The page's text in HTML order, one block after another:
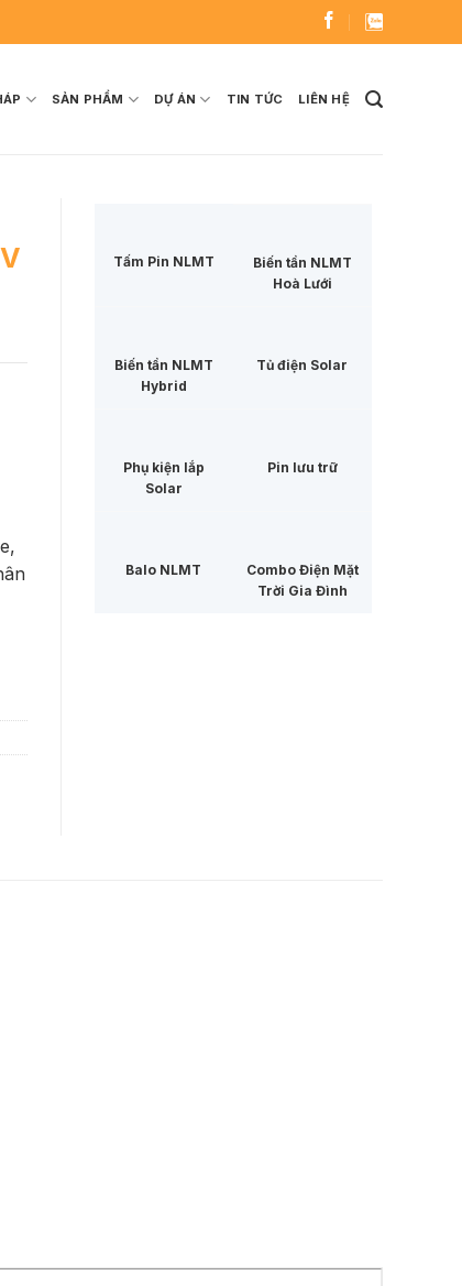
SẢN PHẨM DỰ ÁN TIN TỨC LIÊN HỆ
Tấm Pin NLMT
Biến tần NLMT
Hoà Lưới
Biến tần NLMT
Hybrid
Tủ điện Solar
Phụ kiện lắp
Solar
Pin lưu trữ
Balo NLMT
Combo Điện Mặt
Trời Gia Đình